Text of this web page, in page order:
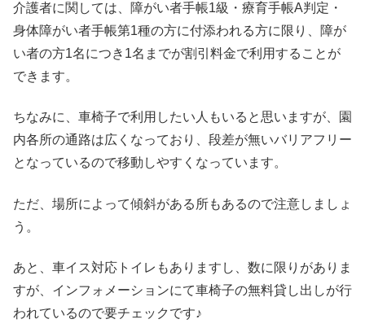
介護者に関しては、障がい者手帳1級・療育手帳A判定・
身体障がい者手帳第1種の方に付添われる方に限り、障が
い者の方1名につき1名までが割引料金で利用することが
できます。
ちなみに、車椅子で利用したい人もいると思いますが、園
内各所の通路は広くなっており、段差が無いバリアフリー
となっているので移動しやすくなっています。
ただ、場所によって傾斜がある所もあるので注意しましょ
う。
あと、車イス対応トイレもありますし、数に限りがありま
すが、インフォメーションにて車椅子の無料貸し出しが行
われているので要チェックです♪